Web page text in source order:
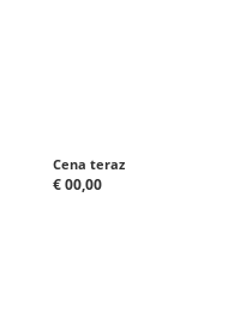
Cena teraz
€ 00,00